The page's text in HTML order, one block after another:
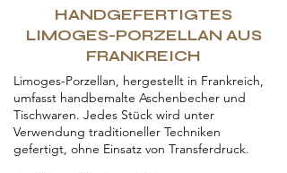
HANDGEFERTIGTES
LIMOGES-PORZELLAN AUS
FRANKREICH
Limoges-Porzellan, hergestellt in Frankreich,
umfasst handbemalte Aschenbecher und
Tischwaren. Jedes Stück wird unter
Verwendung traditioneller Techniken
gefertigt, ohne Einsatz von Transferdruck.